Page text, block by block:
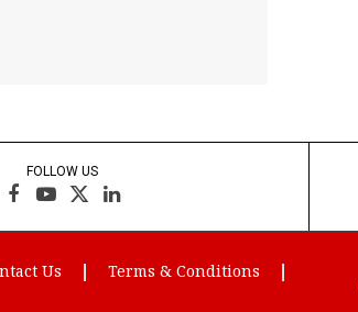
FOLLOW US
Facebook
YouTube
X
(Twitter)
LinkedIn
Us Terms & Conditions